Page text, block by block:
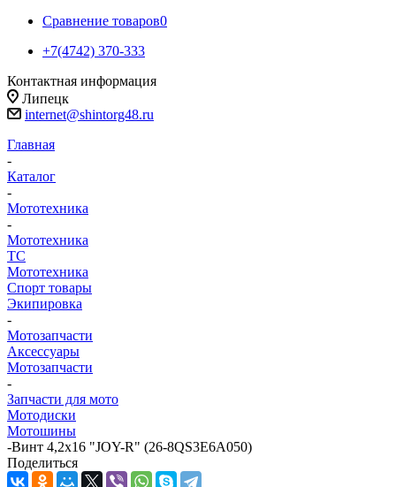
Сравнение товаров0
+7(4742) 370-333
Контактная информация
Липецк
internet@shintorg48.ru
Главная
-
Каталог
-
Мототехника
-
Мототехника
ТС
Мототехника
Спорт товары
Экипировка
-
Мотозапчасти
Аксессуары
Мотозапчасти
-
Запчасти для мото
Мотодиски
Мотошины
-Винт 4,2х16 "JOY-R" (26-8QS3E6A050)
Поделиться